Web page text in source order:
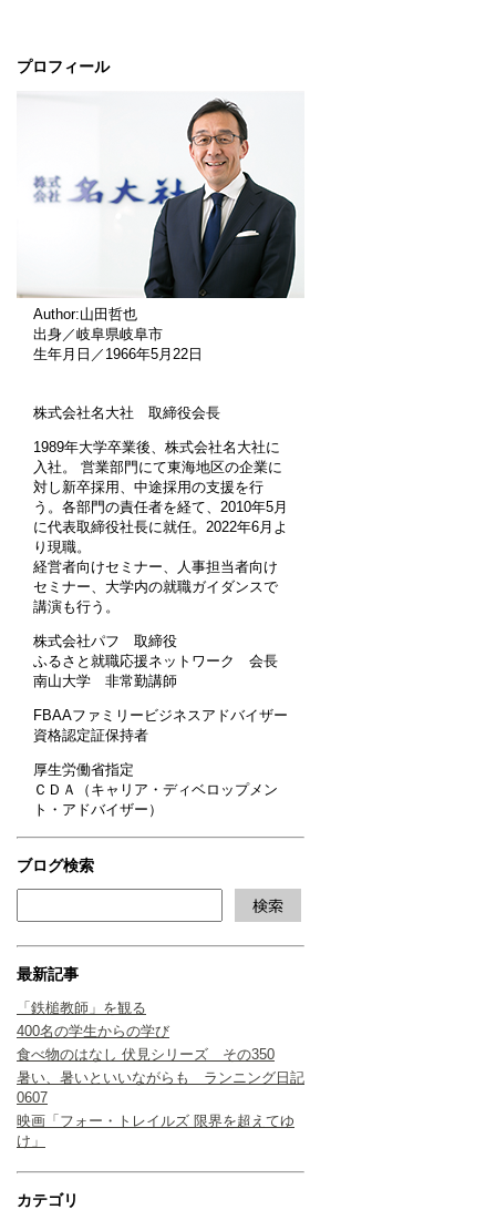
プロフィール
Author:山田哲也
出身／岐阜県岐阜市
生年月日／1966年5月22日
株式会社名大社 取締役会長
1989年大学卒業後、株式会社名大社に
入社。 営業部門にて東海地区の企業に
対し新卒採用、中途採用の支援を行
う。各部門の責任者を経て、2010年5月
に代表取締役社長に就任。2022年6月よ
り現職。
経営者向けセミナー、人事担当者向け
セミナー、大学内の就職ガイダンスで
講演も行う。
株式会社パフ 取締役
ふるさと就職応援ネットワーク 会長
南山大学 非常勤講師
FBAAファミリービジネスアドバイザー
資格認定証保持者
厚生労働省指定
ＣＤＡ（キャリア・ディベロップメン
ト・アドバイザー）
ブログ検索
最新記事
「鉄槌教師」を観る
400名の学生からの学び
食べ物のはなし 伏見シリーズ その350
暑い、暑いといいながらも ランニング日記
0607
映画「フォー・トレイルズ 限界を超えてゆ
け」
カテゴリ